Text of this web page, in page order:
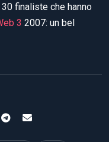
finaliste che hanno
3 2007: un bel